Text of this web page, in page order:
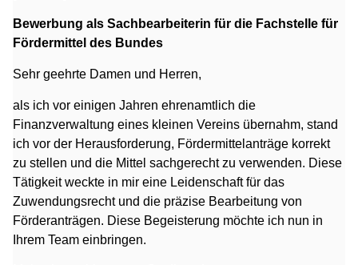
Bewerbung als Sachbearbeiterin für die Fachstelle für
Fördermittel des Bundes
Sehr geehrte Damen und Herren,
als ich vor einigen Jahren ehrenamtlich die
Finanzverwaltung eines kleinen Vereins übernahm, stand
ich vor der Herausforderung, Fördermittelanträge korrekt
zu stellen und die Mittel sachgerecht zu verwenden. Diese
Tätigkeit weckte in mir eine Leidenschaft für das
Zuwendungsrecht und die präzise Bearbeitung von
Förderanträgen. Diese Begeisterung möchte ich nun in
Ihrem Team einbringen.